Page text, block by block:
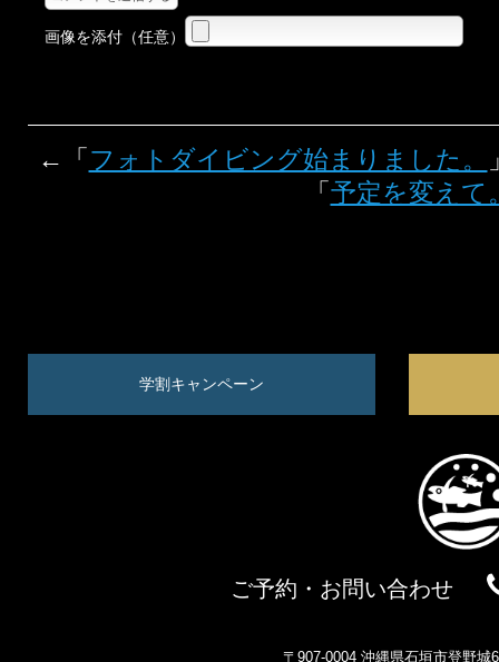
画像を添付（任意）
←「フォトダイビング始まりました。
「予定を変えて
学割キャンペーン
ご予約・お問い合わせ
〒907-0004 沖縄県石垣市登野城